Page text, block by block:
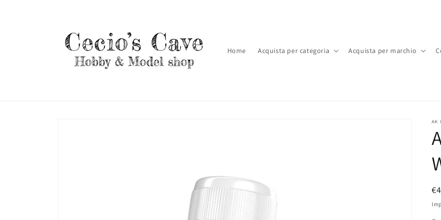
Home Acquista per categoria Acquista per marchio
AK
di